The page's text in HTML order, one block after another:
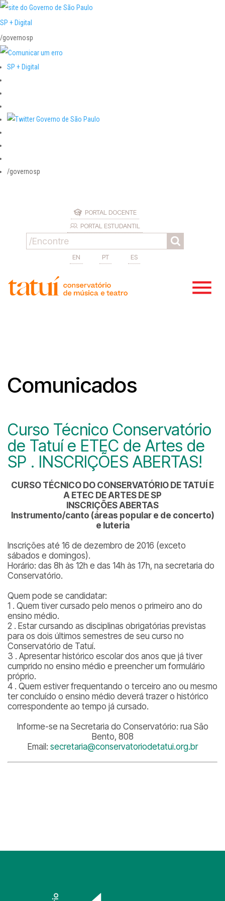
SP + Digital
/governosp
SP + Digital
/governosp
PORTAL DOCENTE
PORTAL ESTUDANTIL
EN PT ES
Comunicados
Curso Técnico Conservatório
de Tatuí e ETEC de Artes de
SP . INSCRIÇÕES ABERTAS!
CURSO TÉCNICO DO CONSERVATÓRIO DE TATUÍ E
A ETEC DE ARTES DE SP
INSCRIÇÕES ABERTAS
Instrumento/canto (áreas popular e de concerto)
e luteria
Inscrições até 16 de dezembro de 2016 (exceto
sábados e domingos).
Horário: das 8h às 12h e das 14h às 17h, na secretaria do
Conservatório.
Quem pode se candidatar:
1 . Quem tiver cursado pelo menos o primeiro ano do
ensino médio.
2 . Estar cursando as disciplinas obrigatórias previstas
para os dois últimos semestres de seu curso no
Conservatório de Tatuí.
3 . Apresentar histórico escolar dos anos que já tiver
cumprido no ensino médio e preencher um formulário
próprio.
4 . Quem estiver frequentando o terceiro ano ou mesmo
ter concluído o ensino médio deverá trazer o histórico
correspondente ao tempo já cursado.
Informe-se na Secretaria do Conservatório: rua São
Bento, 808
Email: secretaria@conservatoriodetatui.org.br